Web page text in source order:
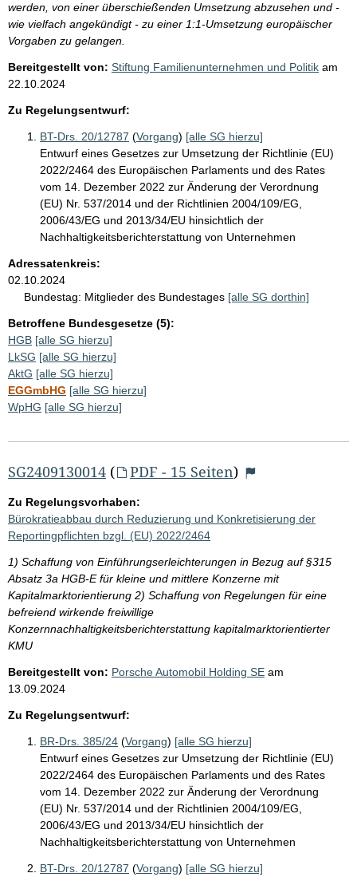
werden, von einer überschießenden Umsetzung abzusehen und -
wie vielfach angekündigt - zu einer 1:1-Umsetzung europäischer
Vorgaben zu gelangen.
Bereitgestellt von: Stiftung Familienunternehmen und Politik am
22.10.2024
Zu Regelungsentwurf:
BT-Drs. 20/12787 (Vorgang) [alle SG hierzu]
Entwurf eines Gesetzes zur Umsetzung der Richtlinie (EU)
2022/2464 des Europäischen Parlaments und des Rates
vom 14. Dezember 2022 zur Änderung der Verordnung
(EU) Nr. 537/2014 und der Richtlinien 2004/109/EG,
2006/43/EG und 2013/34/EU hinsichtlich der
Nachhaltigkeitsberichterstattung von Unternehmen
Adressatenkreis:
02.10.2024
Bundestag: Mitglieder des Bundestages [alle SG dorthin]
Betroffene Bundesgesetze (5):
HGB [alle SG hierzu]
LkSG [alle SG hierzu]
AktG [alle SG hierzu]
EGGmbHG [alle SG hierzu]
WpHG [alle SG hierzu]
SG2409130014 ( PDF - 15 Seiten)
Zu Regelungsvorhaben:
Bürokratieabbau durch Reduzierung und Konkretisierung der
Reportingpflichten bzgl. (EU) 2022/2464
1) Schaffung von Einführungserleichterungen in Bezug auf §315
Absatz 3a HGB-E für kleine und mittlere Konzerne mit
Kapitalmarktorientierung 2) Schaffung von Regelungen für eine
befreiend wirkende freiwillige
Konzernnachhaltigkeitsberichterstattung kapitalmarktorientierter
KMU
Bereitgestellt von: Porsche Automobil Holding SE am
13.09.2024
Zu Regelungsentwurf:
BR-Drs. 385/24 (Vorgang) [alle SG hierzu]
Entwurf eines Gesetzes zur Umsetzung der Richtlinie (EU)
2022/2464 des Europäischen Parlaments und des Rates
vom 14. Dezember 2022 zur Änderung der Verordnung
(EU) Nr. 537/2014 und der Richtlinien 2004/109/EG,
2006/43/EG und 2013/34/EU hinsichtlich der
Nachhaltigkeitsberichterstattung von Unternehmen
BT-Drs. 20/12787 (Vorgang) [alle SG hierzu]